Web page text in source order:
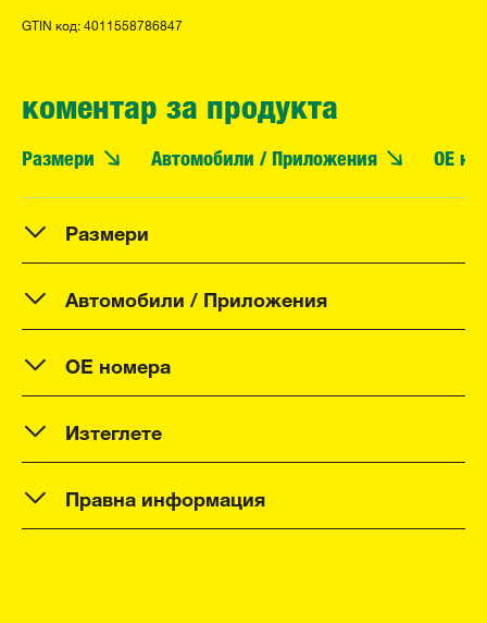
GTIN код: 4011558786847
коментар за продукта
Размери Автомобили / Приложения OE
Размери
Автомобили / Приложения
OE номера
Изтеглете
Правна информация